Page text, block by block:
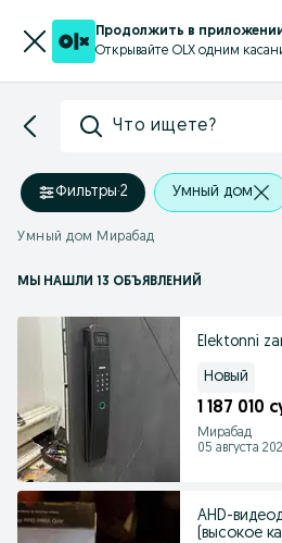
Продолжить в
Открывайте OLX одним
Что ищете?
Фильтры·2 Умный дом
Умный дом Мирабад
МЫ НАШЛИ 13 ОБЪЯВЛЕНИЙ
Новый
1 187 010
Мирабад
05 августа
AHD-
(высокое